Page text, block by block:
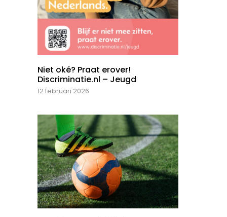
Niet oké? Praat erover!
Discriminatie.nl – Jeugd
12 februari 2026